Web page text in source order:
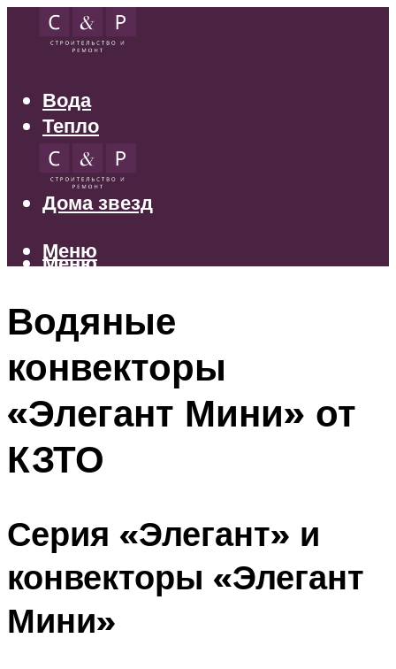
Вода
Тепло
Электрика
Свет
Дома звезд
Меню
Меню
Водяные
конвекторы
«Элегант Мини» от
КЗТО
Серия «Элегант» и
конвекторы «Элегант
Мини»